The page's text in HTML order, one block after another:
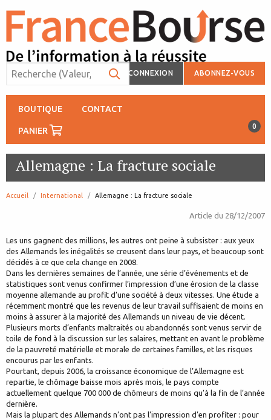
CONNEXION ABONNEZ-VOUS
BOUTIQUE CONTACT
PANIER 0
Allemagne : La fracture sociale
Accueil International page:
Allemagne : La fracture sociale
Article du 28/12/2007
Les uns gagnent des millions, les autres ont peine à subsister : aux yeux
des Allemands les inégalités se creusent dans leur pays, et beaucoup sont
décidés à ce que cela change en 2008.
Dans les dernières semaines de l’année, une série d’événements et de
statistiques sont venus confirmer l’impression d’une érosion de la classe
moyenne allemande au profit d’une société à deux vitesses. Une étude a
récemment montré que les revenus de leur travail suffisaient de moins en
moins à assurer à la majorité des Allemands un niveau de vie décent.
Plusieurs morts d’enfants maltraités ou abandonnés sont venus servir de
toile de fond à la discussion sur les salaires, mettant en avant le problème
de la pauvreté matérielle et morale de certaines familles, et les risques
encourus par les enfants.
Pourtant, depuis 2006, la croissance économique de l’Allemagne est
repartie, le chômage baisse mois après mois, le pays compte
actuellement quelque 700 000 de chômeurs de moins qu’à la fin de l’année
dernière.
Mais la plupart des Allemands n’ont pas l’impression d’en profiter : pour